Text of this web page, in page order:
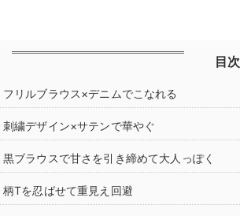
目次
フリルブラウス×デニムでこなれる
刺繍デザイン×サテンで華やぐ
黒ブラウスで甘さを引き締めて大人っぽく
柄Tを忍ばせて重見え回避